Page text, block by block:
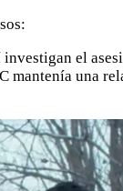
el
una